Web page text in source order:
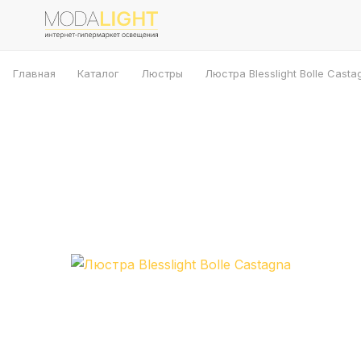
Главная Каталог Люстры Люстра Blesslight Bolle